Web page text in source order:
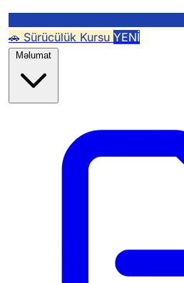
🚗 Sürücülük Kursu YENİ
Məlumat